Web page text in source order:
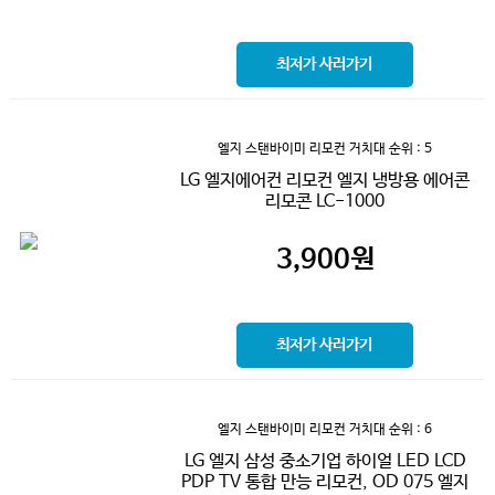
최저가 사러가기
엘지 스탠바이미 리모컨 거치대 순위 : 5
LG 엘지에어컨 리모컨 엘지 냉방용 에어콘
리모콘 LC-1000
3,900원
최저가 사러가기
엘지 스탠바이미 리모컨 거치대 순위 : 6
LG 엘지 삼성 중소기업 하이얼 LED LCD
PDP TV 통합 만능 리모컨, OD 075 엘지